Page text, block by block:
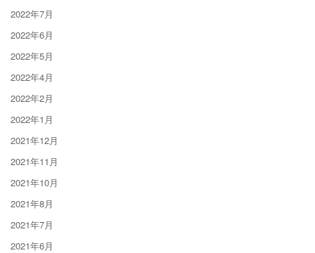
2022年7月
2022年6月
2022年5月
2022年4月
2022年2月
2022年1月
2021年12月
2021年11月
2021年10月
2021年8月
2021年7月
2021年6月